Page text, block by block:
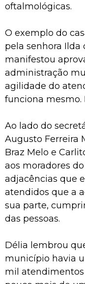
oftalmológicas.
O exemplo do
pela senhora Ilda
manifestou
administração
agilidade do
funciona mesmo.
Ao lado do
Augusto Ferreira
Braz Melo e
aos moradores
adjacências que
atendidos que a
sua parte,
das pessoas.
Délia lembrou
município havia
mil